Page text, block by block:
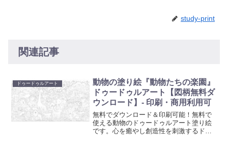
study-print
関連記事
ドゥードゥルアート
動物の塗り絵『動物たちの楽園』
ドゥードゥルアート【図柄無料ダ
ウンロード】- 印刷・商用利用可
無料でダウンロード＆印刷可能！無料で
使える動物のドゥードゥルアート塗り絵
です。心を癒やし創造性を刺激するドゥ